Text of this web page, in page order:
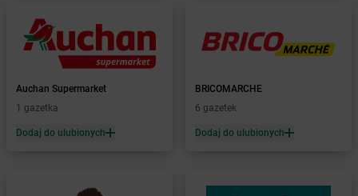
Żabka Baborów
Żabka Baboszewo
Bachowice
Żabka Bądkowo
Żabka Bąków
Żabka
Auchan Supermarket
1 gazetka
Dodaj do ulubionych
BRICOMARCHE
6 gazetek
Dodaj do ulubionych